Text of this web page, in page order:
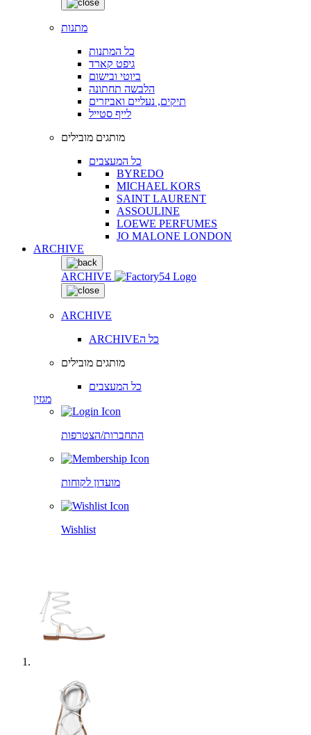
מתנות
כל המתנות
גיפט קארד
ביוטי ובישום
הלבשה תחתונה
תיקים, נעליים ואביזרים
לייף סטייל
מותגים מובילים
כל המעצבים
BYREDO
MICHAEL KORS
SAINT LAURENT
ASSOULINE
LOEWE PERFUMES
JO MALONE LONDON
ARCHIVE
ARCHIVE
ARCHIVE
ARCHIVEכל ה
מותגים מובילים
כל המעצבים
מגזין
התחברות/הצטרפות
מועדון לקוחות
Wishlist